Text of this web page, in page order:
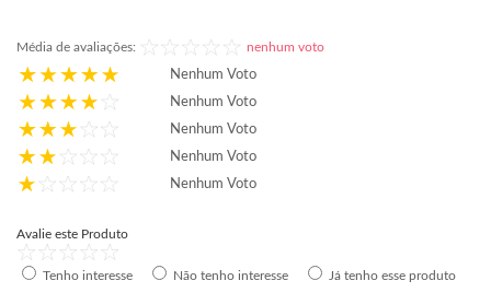
Média de avaliações: nenhum voto
Nenhum Voto
Nenhum Voto
Nenhum Voto
Nenhum Voto
Nenhum Voto
Avalie este Produto
Tenho interesse Não tenho interesse Já tenho esse produto